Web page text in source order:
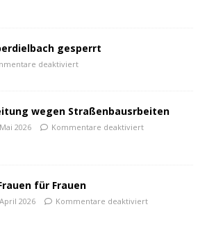
gesperrt
deaktiviert
wegen Straßenbausrbeiten
2026 Kommentare deaktiviert
für Frauen
2026 Kommentare deaktiviert